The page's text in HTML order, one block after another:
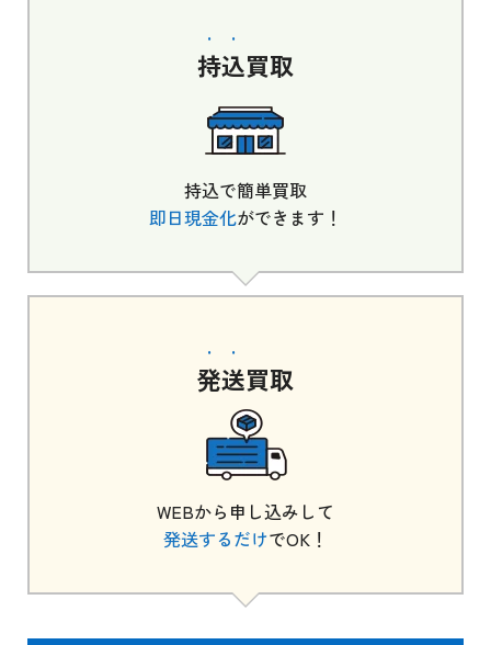
持込買取
持込で簡単買取
即日現金化ができます！
発送買取
WEBから申し込みして
発送するだけでOK！